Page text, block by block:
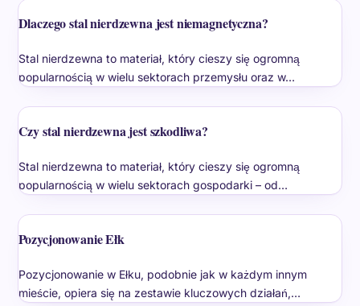
Dlaczego stal nierdzewna jest niemagnetyczna?
Stal nierdzewna to materiał, który cieszy się ogromną
popularnością w wielu sektorach przemysłu oraz w…
Czy stal nierdzewna jest szkodliwa?
Stal nierdzewna to materiał, który cieszy się ogromną
popularnością w wielu sektorach gospodarki – od…
Pozycjonowanie Ełk
Pozycjonowanie w Ełku, podobnie jak w każdym innym
mieście, opiera się na zestawie kluczowych działań,…